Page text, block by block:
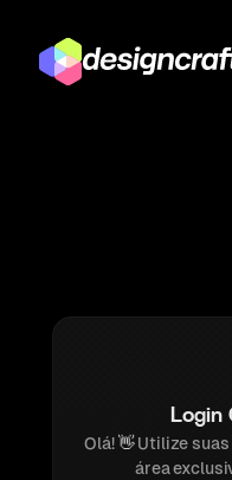
Login
Olá! 👋 Utilize
área